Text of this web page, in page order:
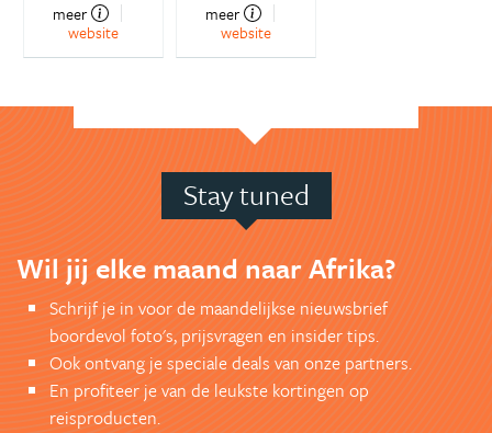
meer
website
meer
website
Stay tuned
Wil jij elke maand naar Afrika?
Schrijf je in voor de maandelijkse nieuwsbrief
boordevol foto's, prijsvragen en insider tips.
Ook ontvang je speciale deals van onze partners.
En profiteer je van de leukste kortingen op
reisproducten.